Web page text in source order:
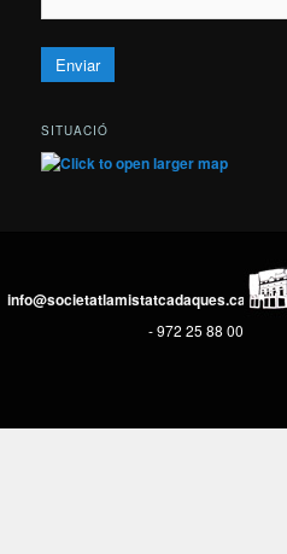
SITUACIÓ
info@societatlamistatcadaques.cat
- 972 25 88 00